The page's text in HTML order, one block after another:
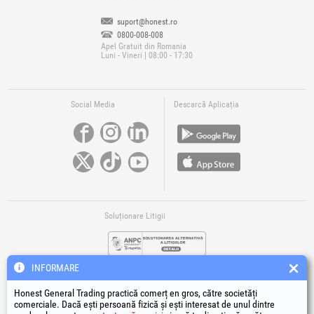
suport@honest.ro
0800-008-008
Apel Gratuit din Romania
Luni - Vineri | 08:00 - 17:30
Social Media Descarcă Aplicația
Soluționare Litigii
INFORMARE
Honest General Trading practică comerț en gros, către societăți
comerciale. Dacă ești persoană fizică și ești interesat de unul dintre